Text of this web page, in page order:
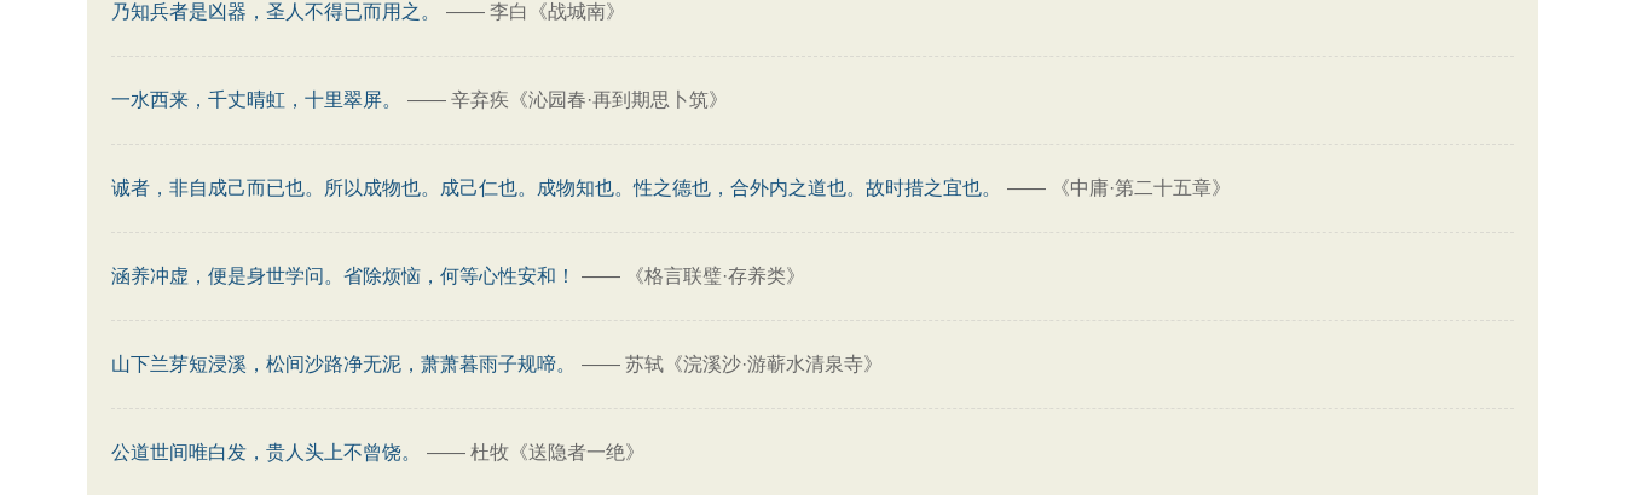
乃知兵者是凶器，圣人不得已而用之。 —— 李白《战城南》
一水西来，千丈晴虹，十里翠屏。 —— 辛弃疾《沁园春·再到期思卜筑》
诚者，非自成己而已也。所以成物也。成己仁也。成物知也。性之德也，合外内之道也。故时措之宜也。 —— 《中庸·第二十五章》
涵养冲虚，便是身世学问。省除烦恼，何等心性安和！ —— 《格言联璧·存养类》
山下兰芽短浸溪，松间沙路净无泥，萧萧暮雨子规啼。 —— 苏轼《浣溪沙·游蕲水清泉寺》
公道世间唯白发，贵人头上不曾饶。 —— 杜牧《送隐者一绝》